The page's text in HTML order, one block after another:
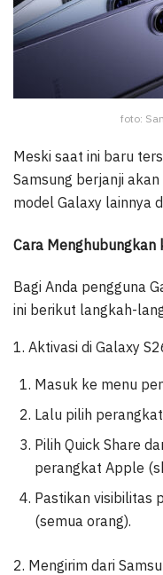
foto:
Meski saat ini baru
Samsung berjanji
model Galaxy lainnya
Cara Menghubungkan
Bagi Anda pengguna
ini berikut langkah-
1. Aktivasi di Galaxy
Masuk ke menu
Lalu pilih
Pilih Quick Share
perangkat Apple
Pastikan visibilitas
(semua orang).
2. Mengirim dari